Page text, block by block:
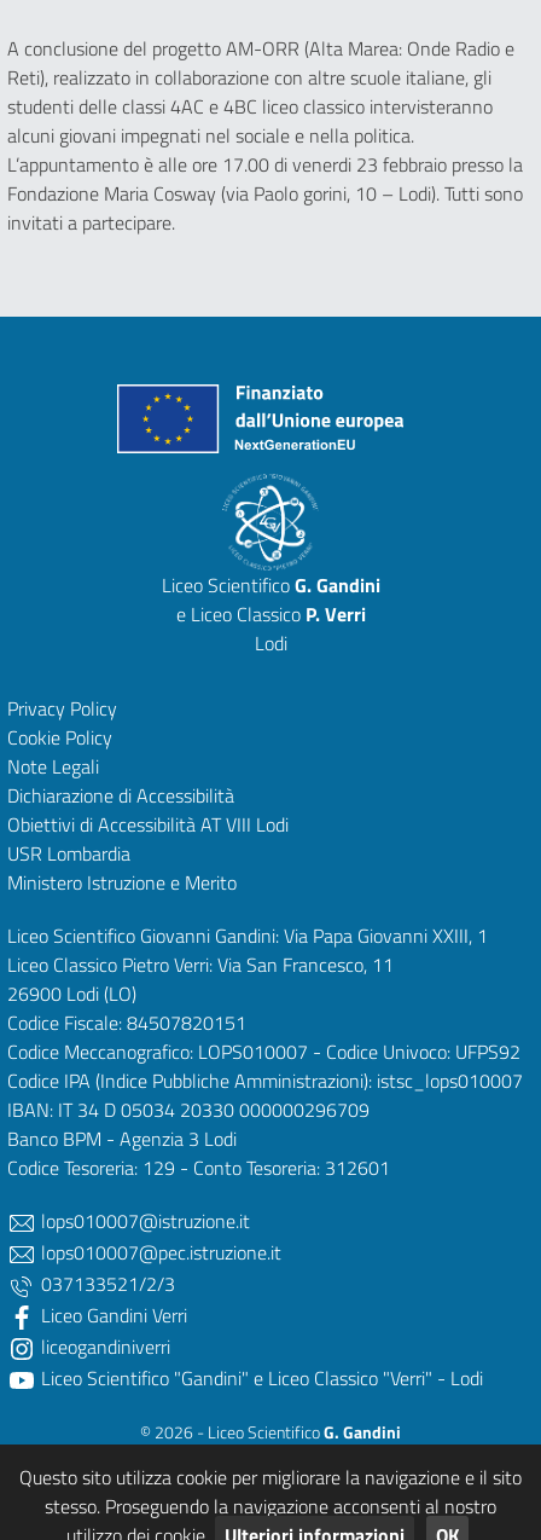
A conclusione del progetto AM-ORR (Alta Marea: Onde Radio e
Reti), realizzato in collaborazione con altre scuole italiane, gli
studenti delle classi 4AC e 4BC liceo classico intervisteranno
alcuni giovani impegnati nel sociale e nella politica.
L’appuntamento è alle ore 17.00 di venerdi 23 febbraio presso la
Fondazione Maria Cosway (via Paolo gorini, 10 – Lodi). Tutti sono
invitati a partecipare.
Liceo ScientificoG. Gandini
e Liceo Classico P. Verri
Lodi
Privacy Policy
Cookie Policy
Note Legali
Dichiarazione di Accessibilità
Obiettivi di AccessibilitàAT VIII Lodi
USR Lombardia
Ministero Istruzione e Merito
Liceo Scientifico Giovanni Gandini: Via Papa Giovanni XXIII, 1
Liceo Classico Pietro Verri: Via San Francesco, 11
26900 Lodi(LO)
Codice Fiscale: 84507820151
Codice Meccanografico: LOPS010007 - Codice Univoco: UFPS92
Codice IPA (Indice Pubbliche Amministrazioni): istsc_lops010007
IBAN: IT 34 D 05034 20330 000000296709
Banco BPM - Agenzia 3 Lodi
Codice Tesoreria: 129 - Conto Tesoreria: 312601
lops010007@istruzione.it
lops010007@pec.istruzione.it
037133521/2/3
Liceo Gandini Verri
liceogandiniverri
Liceo Scientifico "Gandini" e Liceo Classico "Verri" - Lodi
© 2026 - Liceo ScientificoG. Gandini
Powered & Designed by After Spell Studios - Mutlimedia Services (LO)
Questo sito utilizza cookie per migliorare la navigazione e il sito
stesso. Proseguendo la navigazione acconsenti al nostro